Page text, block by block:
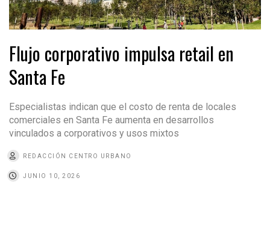
Flujo corporativo impulsa retail en
Santa Fe
Especialistas indican que el costo de renta de locales
comerciales en Santa Fe aumenta en desarrollos
vinculados a corporativos y usos mixtos
REDACCIÓN CENTRO URBANO
JUNIO 10, 2026